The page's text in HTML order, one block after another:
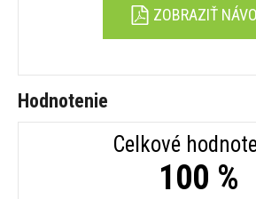
ZOBRAZIŤ
Hodnotenie
Celkové
100 %